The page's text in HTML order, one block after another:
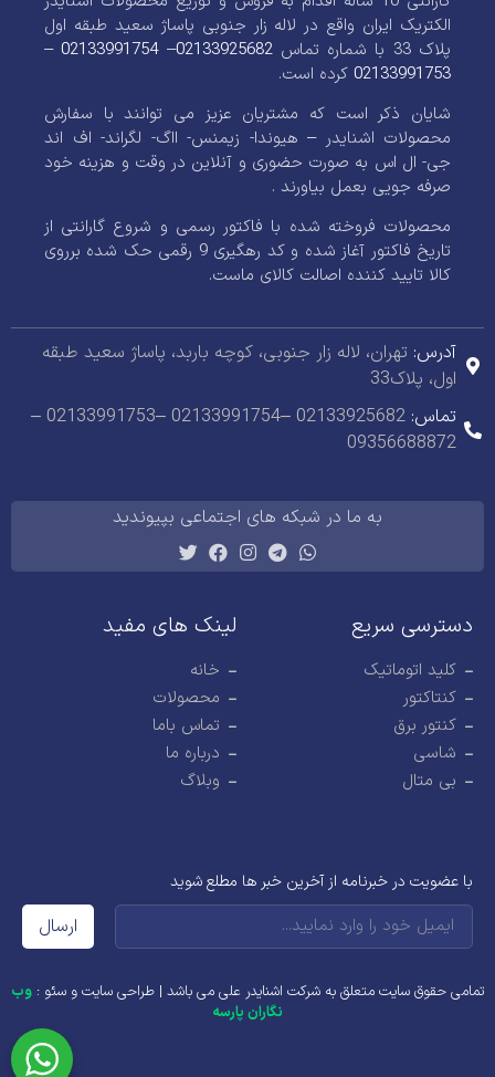
الکتریک ایران واقع در لاله زار جنوبی پاساژ سعید طبقه اول
پلاک 33 با شماره تماس
02133925682
–
02133991754
–
02133991753 کرده است.
شایان ذکر است که مشتریان عزیز می توانند با سفارش
محصولات اشنایدر – هیوندا- زیمنس- ااگ- لگراند- اف اند
جی- ال اس به صورت حضوری و آنلاین در وقت و هزینه خود
صرفه جویی بعمل بیاورند .
محصولات فروخته شده با فاکتور رسمی و شروع گارانتی از
تاریخ فاکتور آغاز شده و کد رهگیری 9 رقمی حک شده برروی
کالا تایید کننده اصالت کالای ماست.
آدرس: تهران، لاله زار جنوبی، کوچه باربد، پاساژ سعید طبقه
اول، پلاک33
تماس:
02133925682 –02133991754 –02133991753 –
09356688872
به ما در شبکه های اجتماعی بپیوندید
دسترسی سریع
کلید اتوماتیک
کنتاکتور
کنتور برق
شاسی
بی متال
لینک های مفید
خانه
محصولات
تماس باما
درباره ما
وبلاگ
با عضویت در خبرنامه از آخرین خبر ها مطلع شوید
ارسال
تمامی حقوق سایت متعلق به شرکت اشنایدر علی می باشد | طراحی سایت و سئو : وب
نگاران پارسه